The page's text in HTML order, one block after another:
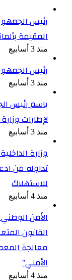
رئيس
المقيمة
منذ 3 أسابيع
رئيس
منذ 3 أسابيع
باسم رئيس
لإطارات
منذ 3 أسابيع
وزارة
تداوله من
للاستهلاك
منذ 4 أسابيع
الأمن
القانون
معالجة
الأمني”
منذ 4 أسابيع